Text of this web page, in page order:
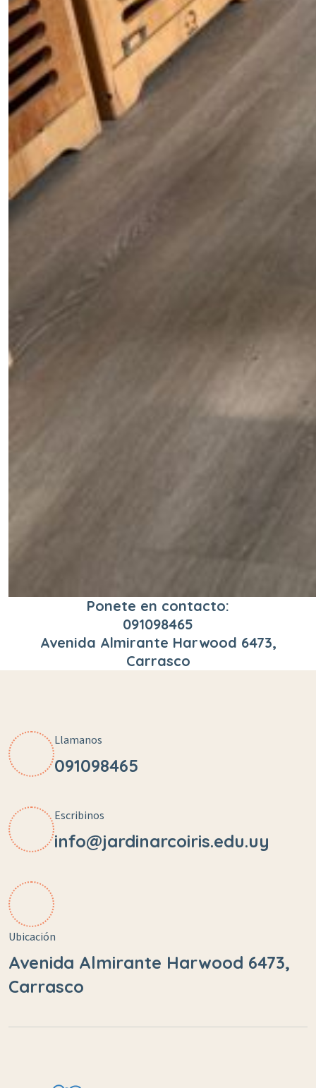
Ponete en contacto:
091098465
Avenida Almirante Harwood 6473,
Carrasco
Llamanos
091098465
Escribinos
info@jardinarcoiris.edu.uy
Ubicación
Avenida Almirante Harwood 6473,
Carrasco